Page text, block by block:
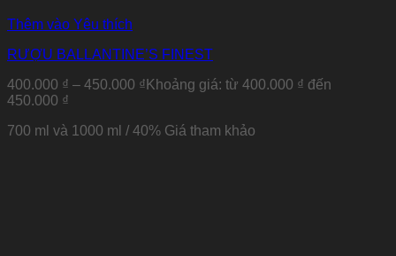
Thêm vào Yêu thích
RƯỢU BALLANTINE’S FINEST
400.000 ₫ – 450.000 ₫ Khoảng giá: từ 400.000 ₫ đến
450.000 ₫
700 ml và 1000 ml / 40% Giá tham khảo